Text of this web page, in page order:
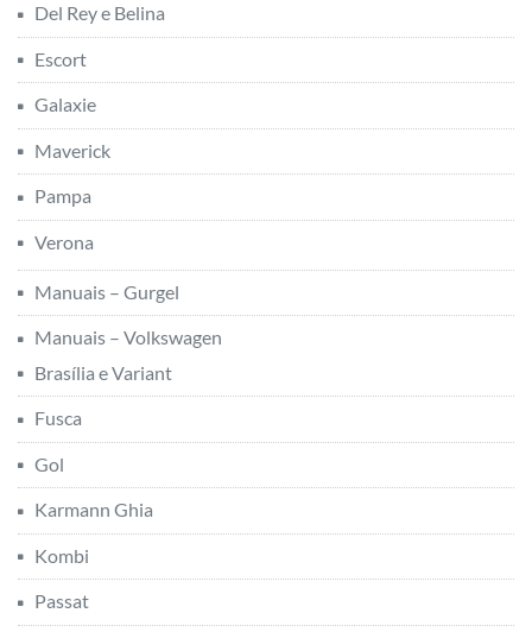
Del Rey e Belina
Escort
Galaxie
Maverick
Pampa
Verona
Manuais – Gurgel
Manuais – Volkswagen
Brasília e Variant
Fusca
Gol
Karmann Ghia
Kombi
Passat